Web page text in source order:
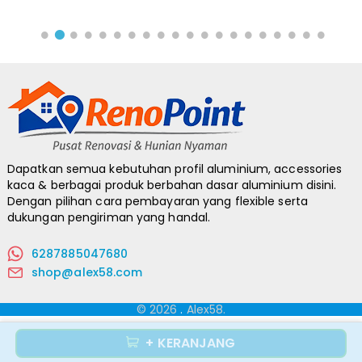
+ KERANJANG
Dapatkan semua kebutuhan profil aluminium, accessories
kaca & berbagai produk berbahan dasar aluminium disini.
Dengan pilihan cara pembayaran yang flexible serta
dukungan pengiriman yang handal.
6287885047680
shop@alex58.com
© 2026. Alex58.